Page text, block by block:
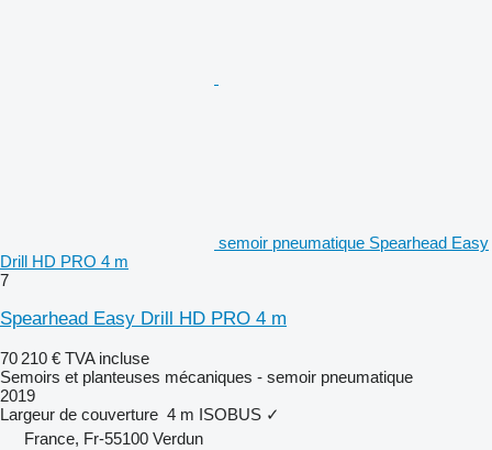
semoir pneumatique Spearhead Easy
Drill HD PRO 4 m
7
Spearhead Easy Drill HD PRO 4 m
70 210 € TVA incluse
Semoirs et planteuses mécaniques - semoir pneumatique
2019
Largeur de couverture 4 m ISOBUS ✓
France, Fr-55100 Verdun